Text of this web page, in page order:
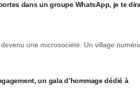
dans un groupe WhatsApp, je te
une microsociété. Un village
un gala d’hommage dédié à